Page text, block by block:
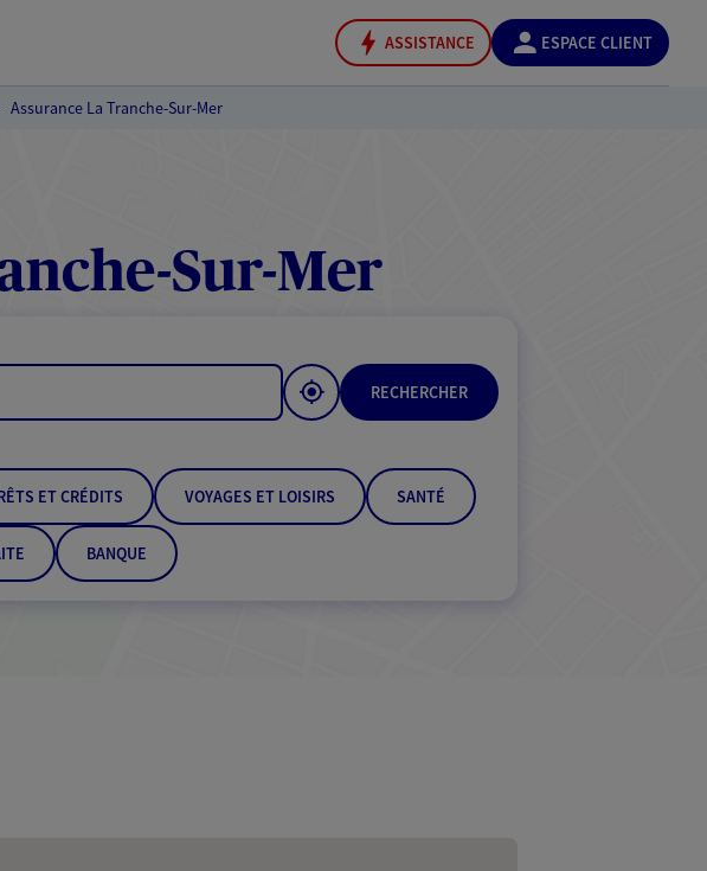
ASSISTANCE ESPACE CLIENT
Assurance La Tranche-Sur-Mer
Sur-Mer
RECHERCHER
ET CRÉDITS VOYAGES ET LOISIRS SANTÉ
BANQUE